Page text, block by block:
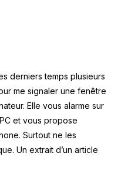
derniers temps plusieurs
me signaler une fenêtre
Elle vous alarme sur
et vous propose
Surtout ne les
Un extrait d’un article